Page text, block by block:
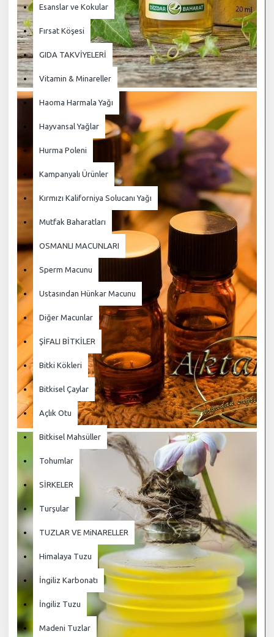
Esanslar ve Kokular
Fırsat Köşesi
GIDA TAKVİYELERİ
Vitamin & Minareller
Haoma Harmala Yağı
Hayvansal Yağlar
Hurma Poleni
Kampanyalı Ürünler
Kırmızı Kaliforniya Solucanı Yağı
Mutfak Baharatları
OSMANLI MACUNLARI
Sperm Macunu
Ustasından Hünkar Macunu
Diğer Macunlar
ŞİFALI BİTKİLER
Bitki Kökleri
Bitkisel Çaylar
Açlık Otu
Bitkisel Mahsüller
Tohumlar
SİRKELER
Turşular
TUZLAR VE MiNARELLER
Himalaya Tuzu
İngiliz Karbonatı
İngiliz Tuzu
Madeni Tuzlar